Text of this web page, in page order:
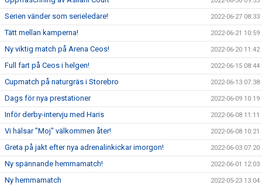
Serien vänder som serieledare! 2022-06-27 08:33
Tätt mellan kamperna! 2022-06-21 10:59
Ny viktig match på Arena Ceos! 2022-06-20 11:42
Full fart på Ceos i helgen! 2022-06-15 08:44
Cupmatch på naturgräs i Storebro 2022-06-13 07:38
Dags för nya prestationer 2022-06-09 10:19
Inför derby-intervju med Haris 2022-06-08 11:11
Vi hälsar "Moj" välkommen åter! 2022-06-08 10:21
Greta på jakt efter nya adrenalinkickar imorgon! 2022-06-03 07:20
Ny spännande hemmamatch! 2022-06-01 12:03
Ny hemmamatch 2022-05-23 13:04